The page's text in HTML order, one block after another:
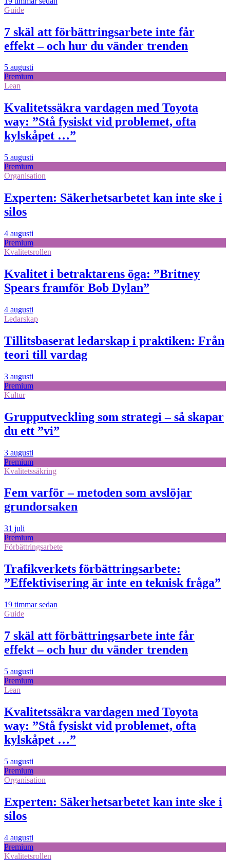
Guide
7 skäl att förbättringsarbete inte får
effekt – och hur du vänder trenden
5 augusti
Premium
Lean
Kvalitetssäkra vardagen med Toyota
way: ”Stå fysiskt vid problemet, ofta
kylskåpet …”
5 augusti
Premium
Organisation
Experten: Säkerhetsarbetet kan inte ske i
silos
4 augusti
Premium
Kvalitetsrollen
Kvalitet i betraktarens öga: ”Britney
Spears framför Bob Dylan”
4 augusti
Ledarskap
Tillitsbaserat ledarskap i praktiken: Från
teori till vardag
3 augusti
Premium
Kultur
Grupputveckling som strategi – så skapar
du ett ”vi”
3 augusti
Premium
Kvalitetssäkring
Fem varför – metoden som avslöjar
grundorsaken
31 juli
Premium
Förbättringsarbete
Trafikverkets förbättringsarbete:
”Effektivisering är inte en teknisk fråga”
19 timmar sedan
Guide
7 skäl att förbättringsarbete inte får
effekt – och hur du vänder trenden
5 augusti
Premium
Lean
Kvalitetssäkra vardagen med Toyota
way: ”Stå fysiskt vid problemet, ofta
kylskåpet …”
5 augusti
Premium
Organisation
Experten: Säkerhetsarbetet kan inte ske i
silos
4 augusti
Premium
Kvalitetsrollen